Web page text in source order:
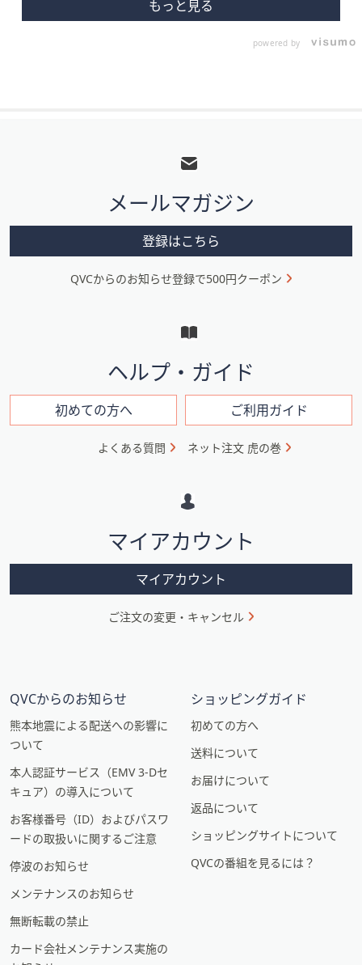
powered by
メ
ニ
ン
ン
メールマガジン
登録はこちら
QVCからのお知らせ登録で500円クーポン
ヘルプ・ガイド
初めての方へ ご利用ガイド
よくある質問 ネット注文 虎の巻
マイアカウント
マイアカウント
ご注文の変更・キャンセル
QVCからのお知らせ
熊本地震による配送への影響に
ついて
本人認証サービス（EMV 3-Dセ
キュア）の導入について
お客様番号（ID）およびパスワ
ードの取扱いに関するご注意
停波のお知らせ
メンテナンスのお知らせ
無断転載の禁止
カード会社メンテナンス実施の
ショッピングガイド
初めての方へ
送料について
お届けについて
返品について
ショッピングサイトについて
QVCの番組を見るには？